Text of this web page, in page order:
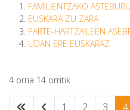
FAMILIENTZAKO
EUSKARA ZU ZARA
PARTE-HARTZAILEEN
UDAN ERE EUSKARAZ
4 orria 14 orritik
1 2 3 4